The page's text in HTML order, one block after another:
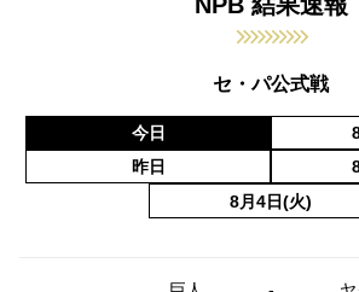
セ・パ公式戦
今日
昨日
8月4日(火)